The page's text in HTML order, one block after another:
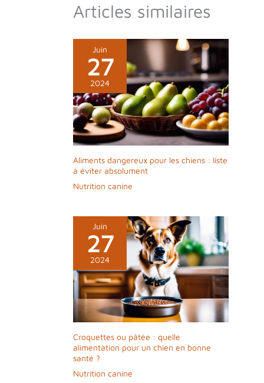
Articles similaires
Juin
27
2024
Aliments dangereux pour les chiens : liste
à éviter absolument
Nutrition canine
Juin
27
2024
Croquettes ou pâtée : quelle
alimentation pour un chien en bonne
santé ?
Nutrition canine